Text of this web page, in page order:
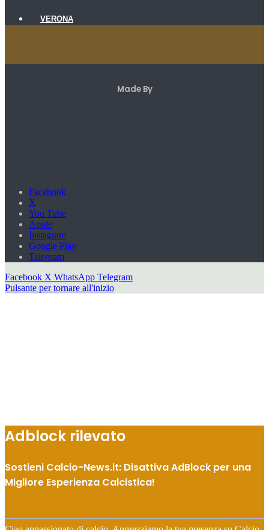
VERONA
Made By
Facebook
X
You Tube
Apple
Instagram
Google Play
Telegram
Facebook X WhatsApp Telegram
Pulsante per tornare all'inizio
Adblock rilevato
Sostieni Calcio-News.it: Disattiva AdBlock per una
Migliore Esperienza Calcistica!